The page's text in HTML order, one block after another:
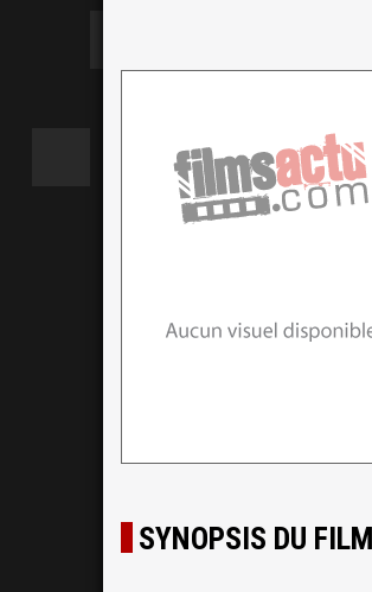
SYNOPSIS DU